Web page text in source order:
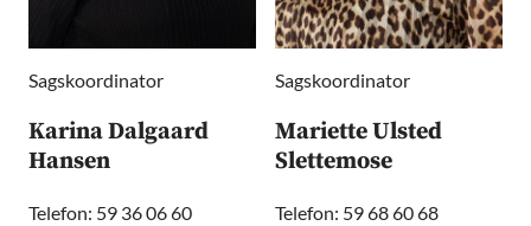
Sagskoordinator
Karina Dalgaard
Hansen
Telefon: 59 36 06 60
Sagskoordinator
Mariette Ulsted
Slettemose
Telefon: 59 68 60 68